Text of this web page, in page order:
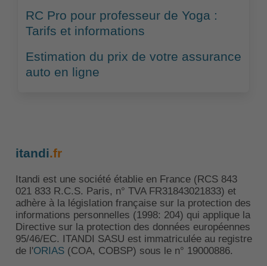
RC Pro pour professeur de Yoga :
Tarifs et informations
Estimation du prix de votre assurance
auto en ligne
itandi.fr
Itandi est une société établie en France (RCS 843
021 833 R.C.S. Paris, n° TVA FR31843021833) et
adhère à la législation française sur la protection des
informations personnelles (1998: 204) qui applique la
Directive sur la protection des données européennes
95/46/EC. ITANDI SASU est immatriculée au registre
de l'ORIAS(COA, COBSP) sous le n° 19000886.